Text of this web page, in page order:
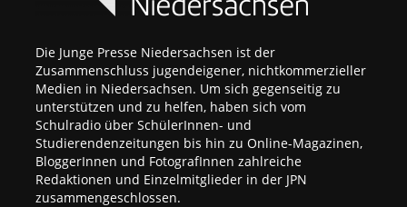
Die Junge Presse Niedersachsen ist der
Zusammenschluss jugendeigener, nichtkommerzieller
Medien in Niedersachsen. Um sich gegenseitig zu
unterstützen und zu helfen, haben sich vom
Schulradio über SchülerInnen- und
Studierendenzeitungen bis hin zu Online-Magazinen,
BloggerInnen und FotografInnen zahlreiche
Redaktionen und Einzelmitglieder in der JPN
zusammengeschlossen.